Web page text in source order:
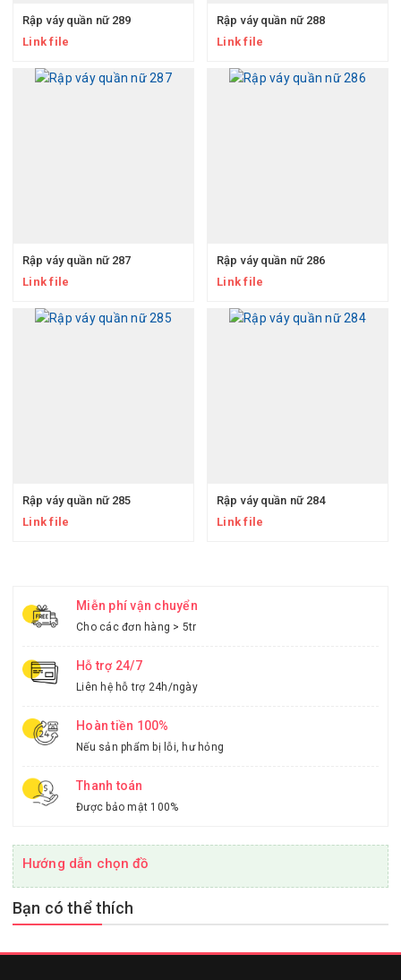
Rập váy quần nữ 289
Link file
Rập váy quần nữ 288
Link file
Rập váy quần nữ 287
Link file
Rập váy quần nữ 286
Link file
Rập váy quần nữ 285
Link file
Rập váy quần nữ 284
Link file
Miễn phí vận chuyển
Cho các đơn hàng > 5tr
Hỗ trợ 24/7
Liên hệ hỗ trợ 24h/ngày
Hoàn tiền 100%
Nếu sản phẩm bị lỗi, hư hỏng
Thanh toán
Được bảo mật 100%
Hướng dẫn chọn đồ
Bạn có thể thích